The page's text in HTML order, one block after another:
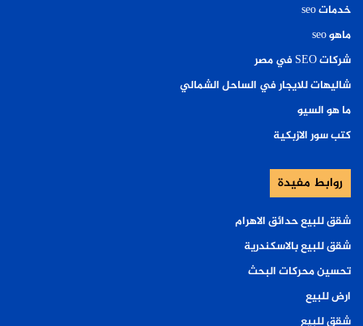
خدمات seo
ماهو seo
شركات SEO في مصر
شاليهات للايجار في الساحل الشمالي
ما هو السيو
كتب سور الازبكية
روابط مفيدة
شقق للبيع حدائق الاهرام
شقق للبيع بالاسكندرية
تحسين محركات البحث
ارض للبيع
شقق للبيع